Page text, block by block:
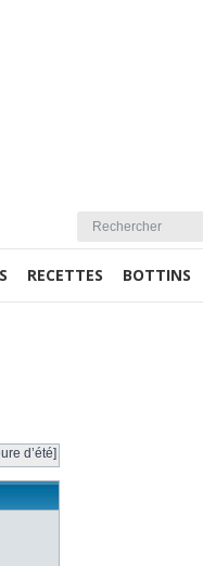
RECETTES BOTTINS
d’été]